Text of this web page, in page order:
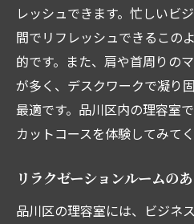
レッシュできます。忙しいビ
間でリフレッシュできるこの
的です。また、肩や首周りの
が多く、デスクワークで凝り
最適です。品川区内の理容室
カットコースを体験してみてく
リラクゼーションルームの
品川区の理容室には、ビジネ